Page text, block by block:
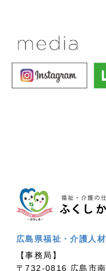
広島県福祉・介護人
【事務局】
〒732-0816 広島市